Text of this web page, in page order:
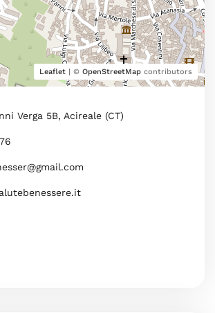
Leaflet | © OpenStreetMap contributors
Verga 5B, Acireale (CT)